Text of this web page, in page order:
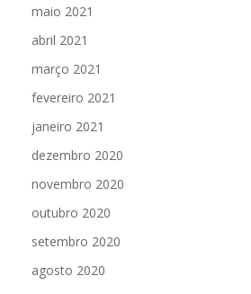
maio 2021
abril 2021
março 2021
fevereiro 2021
janeiro 2021
dezembro 2020
novembro 2020
outubro 2020
setembro 2020
agosto 2020